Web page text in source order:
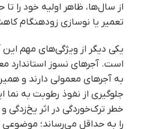
از سال‌ها، ظاهر اولیه خود را
تعمیر یا نوسازی زودهنگام
یکی دیگر از ویژگی‌های مهم این
است. آجرهای نسوز
به آجرهای معمولی دارند و
جلوگیری از نفوذ رطوبت به
خطر ترک‌خوردگی در اثر
را به حداقل می‌رساند؛ موضوعی